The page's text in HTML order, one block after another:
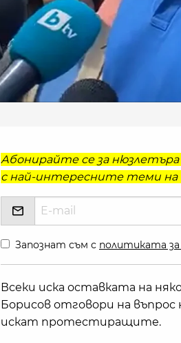
Абонирайте се за нюзлетъра
с най-интересните теми на
Запознат съм с политиката за
Всеки иска оставката на
Борисов отговори на
искат протестиращите.